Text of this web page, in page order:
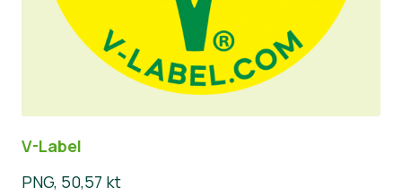
V-Label
PNG, 50,57 kt